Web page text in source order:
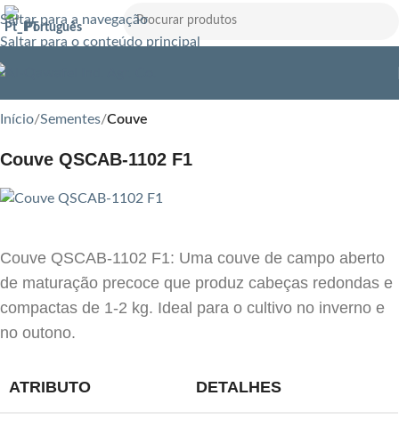
Saltar para a navegação
Saltar para o conteúdo principal
Português
Início Sementes Couve
Couve QSCAB-1102 F1
Couve QSCAB-1102 F1: Uma couve de campo aberto
de maturação precoce que produz cabeças redondas e
compactas de 1-2 kg. Ideal para o cultivo no inverno e
no outono.
ATRIBUTO DETALHES